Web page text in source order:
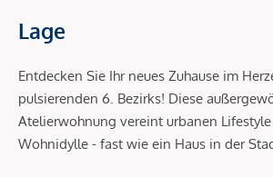
Lage
Entdecken Sie Ihr neues Zuhause im
pulsierenden 6. Bezirks! Diese
Atelierwohnung vereint urbanen
Wohnidylle - fast wie ein Haus in der